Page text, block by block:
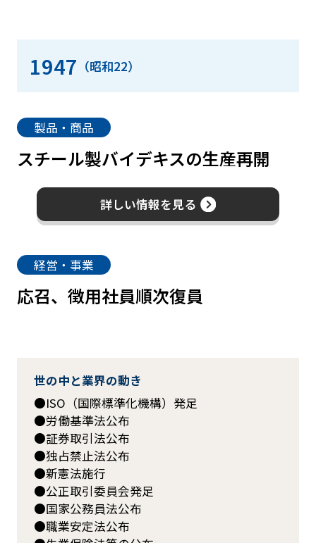
1947 （昭和22）
製品・商品
スチール製バイデキスの生産再開
詳しい情報を見る
経営・事業
応召、徴用社員順次復員
世の中と業界の動き
ISO（国際標準化機構）発足
労働基準法公布
証券取引法公布
独占禁止法公布
新憲法施行
公正取引委員会発足
国家公務員法公布
職業安定法公布